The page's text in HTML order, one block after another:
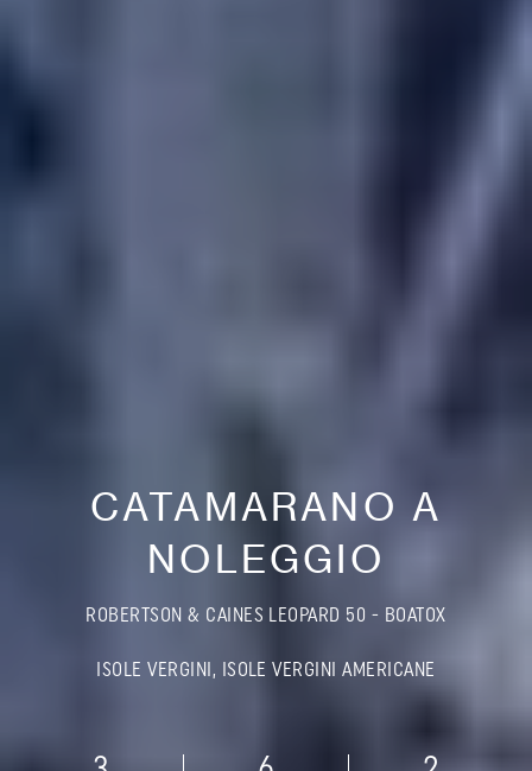
CATAMARANO A
NOLEGGIO
ROBERTSON & CAINES LEOPARD 50 - BOATOX
ISOLE VERGINI, ISOLE VERGINI AMERICANE